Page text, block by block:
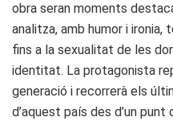
obra seran moments
analitza, amb humor i ironia,
fins a la sexualitat de les
identitat. La protagonista
generació i recorrerà els
d’aquest país des d’un